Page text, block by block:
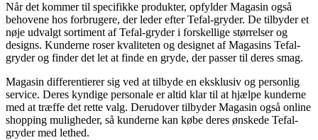
Når det kommer til specifikke produkter, opfylder Magasin også
behovene hos forbrugere, der leder efter Tefal-gryder. De tilbyder et
nøje udvalgt sortiment af Tefal-gryder i forskellige størrelser og
designs. Kunderne roser kvaliteten og designet af Magasins Tefal-
gryder og finder det let at finde en gryde, der passer til deres smag.
Magasin differentierer sig ved at tilbyde en eksklusiv og personlig
service. Deres kyndige personale er altid klar til at hjælpe kunderne
med at træffe det rette valg. Derudover tilbyder Magasin også online
shopping muligheder, så kunderne kan købe deres ønskede Tefal-
gryder med lethed.